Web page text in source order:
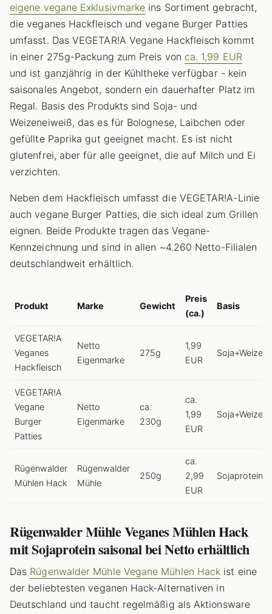
eigene vegane Exklusivmarke ins Sortiment gebracht,
die veganes Hackfleisch und vegane Burger Patties
umfasst. Das VEGETAR!A Vegane Hackfleisch kommt
in einer 275g-Packung zum Preis von ca. 1,99 EUR
und ist ganzjährig in der Kühltheke verfügbar - kein
saisonales Angebot, sondern ein dauerhafter Platz im
Regal. Basis des Produkts sind Soja- und
Weizeneiweiß, das es für Bolognese, Laibchen oder
gefüllte Paprika gut geeignet macht. Es ist nicht
glutenfrei, aber für alle geeignet, die auf Milch und Ei
verzichten.
Neben dem Hackfleisch umfasst die VEGETAR!A-Linie
auch vegane Burger Patties, die sich ideal zum Grillen
eignen. Beide Produkte tragen das Vegane-
Kennzeichnung und sind in allen ~4.260 Netto-Filialen
deutschlandweit erhältlich.
Produkt Marke Gewicht
Preis
(ca.)
Basis
VEGETAR!A
Veganes
Hackfleisch
Netto
Eigenmarke
275g
1,99
EUR
Soja+Weizen
VEGETAR!A
Vegane
Burger
Patties
Netto
Eigenmarke
ca.
230g
ca.
1,99
EUR
Soja+Weizen
Rügenwalder
Mühlen Hack
Rügenwalder
Mühle
250g
ca.
2,99
EUR
Sojaprotein
Rügenwalder Mühle Veganes Mühlen Hack
mit Sojaprotein saisonal bei Netto erhältlich
Das Rügenwalder Mühle Vegane Mühlen Hack ist eine
der beliebtesten veganen Hack-Alternativen in
Deutschland und taucht regelmäßig als Aktionsware